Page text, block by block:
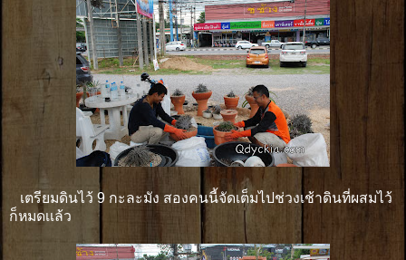
เตรียมดินไว้ 9 กะละมัง สองคนนี้จัดเต็มไปช่วงเช้าดินที่ผสมไว้
ก็หมดเเล้ว